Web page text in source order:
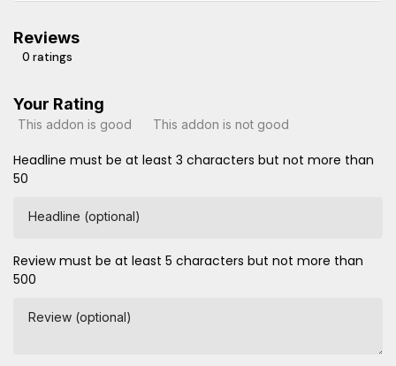
Reviews
0 ratings
Your Rating
This addon is good This addon is not good
Headline must be at least 3 characters but not more than
50
Headline (optional)
Review must be at least 5 characters but not more than
500
Review (optional)